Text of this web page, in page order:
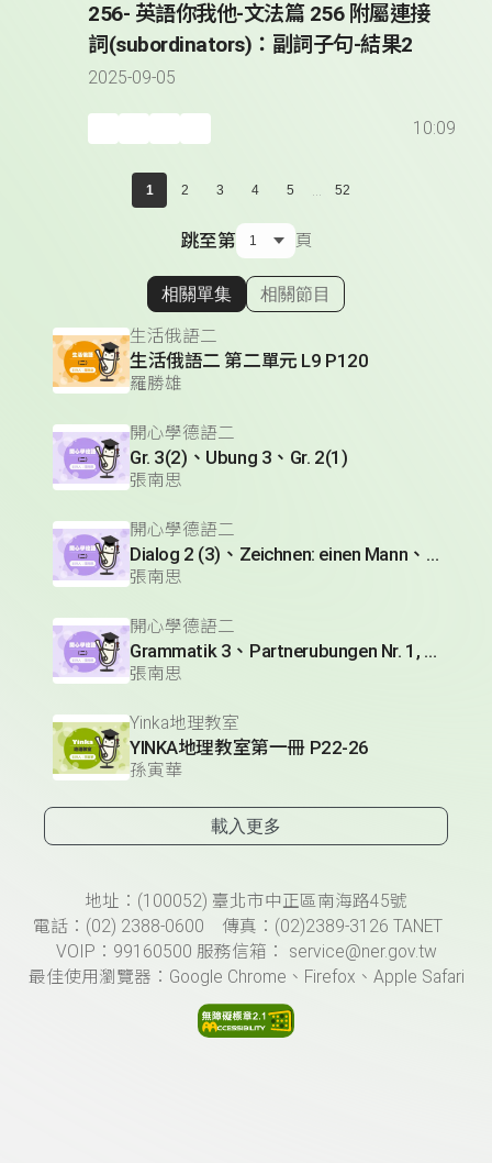
256- 英語你我他-文法篇 256 附屬連接
詞(subordinators)：副詞子句-結果2
2025-09-05
10:09
1 2 3 4 5 ... 52
跳至第 頁
顯示相關單集
相關單集 相關節目
生活俄語二
生活俄語二 第二單元 L9 P120
羅勝雄
開心學德語二
Gr. 3(2)、Ubung 3、Gr. 2(1)
張南思
開心學德語二
Dialog 2 (3)、Zeichnen: einen Mann、Lesetext 1(1)
張南思
開心學德語二
Grammatik 3、Partnerubungen Nr. 1, 3、Dialog 2(1)
張南思
Yinka地理教室
YINKA地理教室第一冊 P22-26
孫寅華
載入更多
頁尾資訊地址：(100052) 臺北市中正區南海路45號
電話：(02) 2388-0600 傳真：(02)2389-3126 TANET
VOIP：99160500 服務信箱： service@ner.gov.tw
最佳使用瀏覽器：Google Chrome、Firefox、Apple Safari